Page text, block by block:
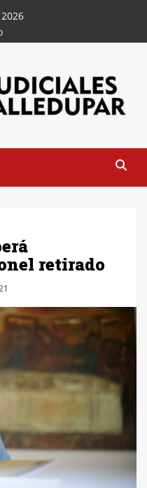
retirado